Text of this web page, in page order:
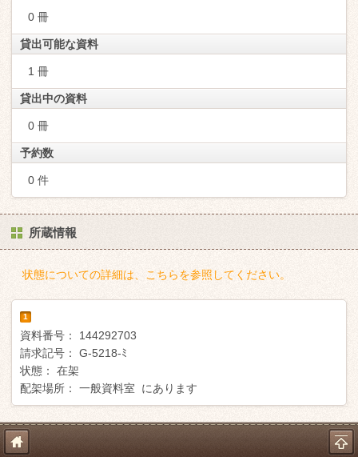
0 冊
貸出可能な資料
1 冊
貸出中の資料
0 冊
予約数
0 件
所蔵情報
状態についての詳細は、こちらを参照してください。
1
資料番号：
144292703
請求記号：
G-5218-ﾐ
状態：
在架
配架場所：
一般資料室 にあります